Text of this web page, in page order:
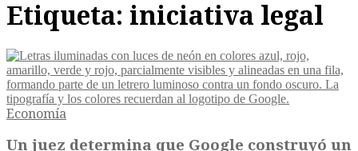
Etiqueta: iniciativa legal
Economía
Un juez determina que Google construyó un